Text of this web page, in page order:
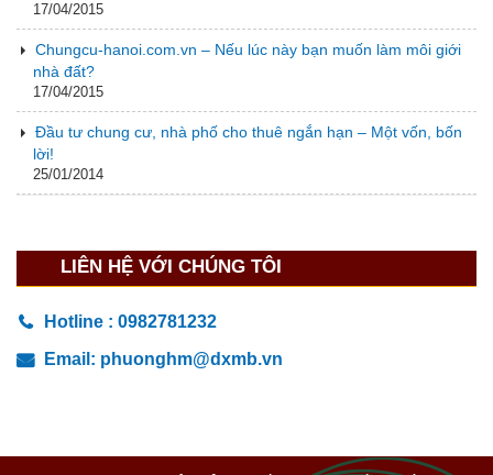
17/04/2015
Chungcu-hanoi.com.vn – Nếu lúc này bạn muốn làm môi giới
nhà đất?
17/04/2015
Đầu tư chung cư, nhà phố cho thuê ngắn hạn – Một vốn, bốn
lời!
25/01/2014
LIÊN HỆ VỚI CHÚNG TÔI
Hotline : 0982781232
Email: phuonghm@dxmb.vn